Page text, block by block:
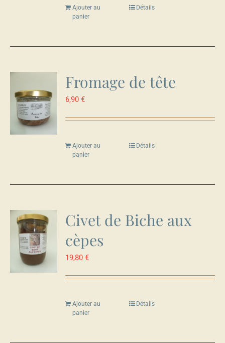
Ajouter au
panier
Détails
Fromage de tête
6,90€
Ajouter au
panier
Détails
Civet de Biche aux
cèpes
19,80€
Ajouter au
panier
Détails